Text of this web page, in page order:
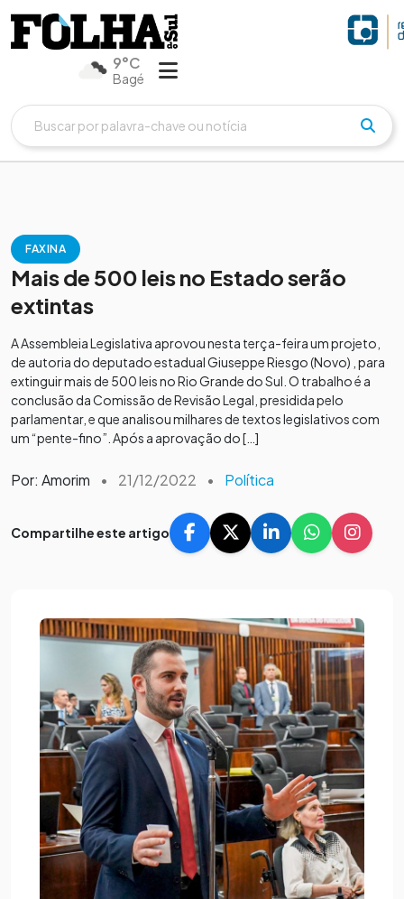
9°C
Bagé
FAXINA
Mais de 500 leis no Estado serão
extintas
A Assembleia Legislativa aprovou nesta terça-feira um projeto,
de autoria do deputado estadual Giuseppe Riesgo (Novo) , para
extinguir mais de 500 leis no Rio Grande do Sul. O trabalho é a
conclusão da Comissão de Revisão Legal, presidida pelo
parlamentar, e que analisou milhares de textos legislativos com
um “pente-fino”. Após a aprovação do […]
Por: Amorim • 21/12/2022 • Política
Compartilhe este artigo